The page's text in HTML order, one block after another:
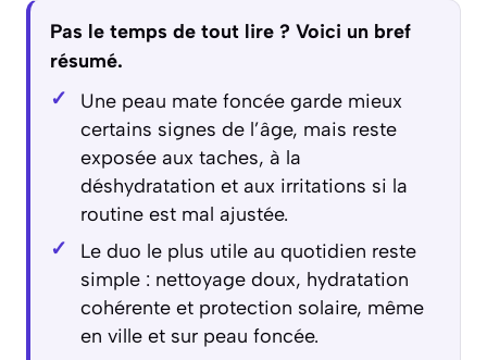
Pas le temps de tout lire ? Voici un bref
résumé.
Une peau mate foncée garde mieux
certains signes de l’âge, mais reste
exposée aux taches, à la
déshydratation et aux irritations si la
routine est mal ajustée.
Le duo le plus utile au quotidien reste
simple : nettoyage doux, hydratation
cohérente et protection solaire, même
en ville et sur peau foncée.